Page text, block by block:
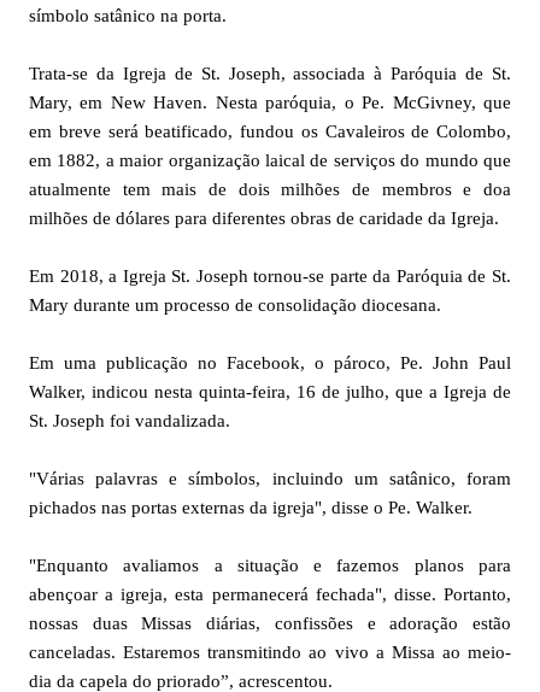
símbolo satânico na porta.
Trata-se da Igreja de St. Joseph, associada à Paróquia de St.
Mary, em New Haven. Nesta paróquia, o Pe. McGivney, que
em breve será beatificado, fundou os Cavaleiros de Colombo,
em 1882, a maior organização laical de serviços do mundo que
atualmente tem mais de dois milhões de membros e doa
milhões de dólares para diferentes obras de caridade da Igreja.
Em 2018, a Igreja St. Joseph tornou-se parte da Paróquia de St.
Mary durante um processo de consolidação diocesana.
Em uma publicação no Facebook, o pároco, Pe. John Paul
Walker, indicou nesta quinta-feira, 16 de julho, que a Igreja de
St. Joseph foi vandalizada.
"Várias palavras e símbolos, incluindo um satânico, foram
pichados nas portas externas da igreja", disse o Pe. Walker.
"Enquanto avaliamos a situação e fazemos planos para
abençoar a igreja, esta permanecerá fechada", disse. Portanto,
nossas duas Missas diárias, confissões e adoração estão
canceladas. Estaremos transmitindo ao vivo a Missa ao meio-
dia da capela do priorado”, acrescentou.